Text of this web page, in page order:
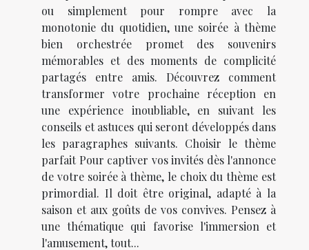
ou simplement pour rompre avec la
monotonie du quotidien, une soirée à thème
bien orchestrée promet des souvenirs
mémorables et des moments de complicité
partagés entre amis. Découvrez comment
transformer votre prochaine réception en
une expérience inoubliable, en suivant les
conseils et astuces qui seront développés dans
les paragraphes suivants. Choisir le thème
parfait Pour captiver vos invités dès l'annonce
de votre soirée à thème, le choix du thème est
primordial. Il doit être original, adapté à la
saison et aux goûts de vos convives. Pensez à
une thématique qui favorise l'immersion et
l'amusement, tout...